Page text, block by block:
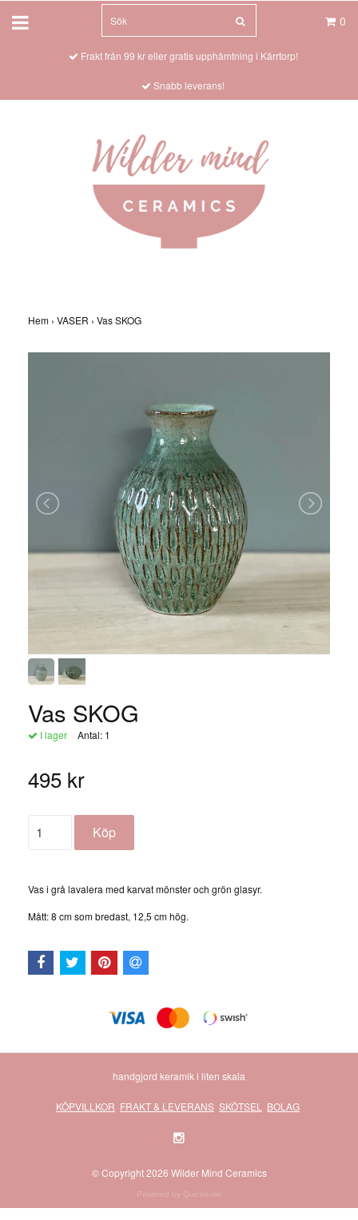
0
Frakt från 99 kr eller gratis upphämtning i Kärrtorp!
Snabb leverans!
Hem › VASER › Vas SKOG
Vas SKOG
I lager Antal: 1
495 kr
Vas i grå lavalera med karvat mönster och grön glasyr.
Mått: 8 cm som bredast, 12,5 cm hög.
handgjord keramik i liten skala
KÖPVILLKOR FRAKT & LEVERANS SKÖTSEL BOLAG
© Copyright 2026 Wilder Mind Ceramics
Powered by Quickbutik